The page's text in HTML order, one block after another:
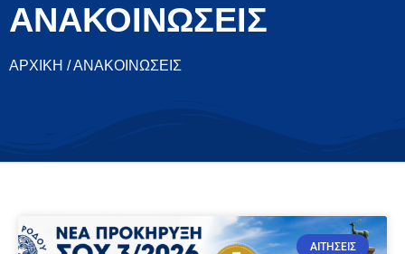
ΑΝΑΚΟΙΝΩΣΕΙΣ
ΑΡΧΙΚΗ / ΑΝΑΚΟΙΝΩΣΕΙΣ
ΑΙΤΗΣΕΙΣ